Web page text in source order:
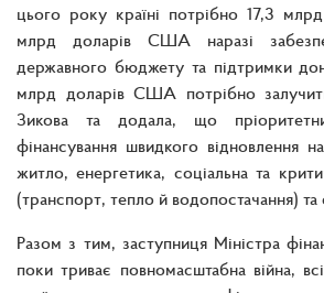
цього року країні потрібно 17,3
млрд доларів США наразі
державного бюджету та підтримки
млрд доларів США потрібно
Зикова та додала, що
фінансування швидкого відновлення
житло, енергетика, соціальна та
(транспорт, тепло й водопостачання) та
Разом з тим, заступниця Міністра
поки триває повномасштабна війна,